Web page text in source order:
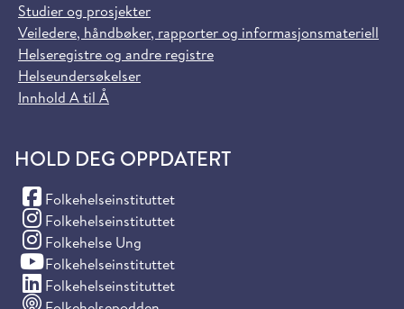
Studier og prosjekter
Veiledere, håndbøker, rapporter og informasjonsmateriell
Helseregistre og andre registre
Helseundersøkelser
Innhold A til Å
HOLD DEG OPPDATERT
Folkehelseinstituttet
(Facebook)
Folkehelseinstituttet
(Instagram)
Folkehelse Ung
(Instagram)
Folkehelseinstituttet
(YouTube)
Folkehelseinstituttet
(LinkedIn)